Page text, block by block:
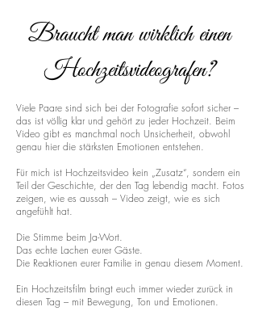
Braucht man wirklich einen
Hochzeitsvideografen?
Viele Paare sind sich bei der Fotografie sofort sicher –
das ist völlig klar und gehört zu jeder Hochzeit. Beim
Video gibt es manchmal noch Unsicherheit, obwohl
genau hier die stärksten Emotionen entstehen.
Für mich ist Hochzeitsvideo kein „Zusatz“, sondern ein
Teil der Geschichte, der den Tag lebendig macht. Fotos
zeigen, wie es aussah – Video zeigt, wie es sich
angefühlt hat.
Die Stimme beim Ja-Wort.
Das echte Lachen eurer Gäste.
Die Reaktionen eurer Familie in genau diesem Moment.
Ein Hochzeitsfilm bringt euch immer wieder zurück in
diesen Tag – mit Bewegung, Ton und Emotionen.